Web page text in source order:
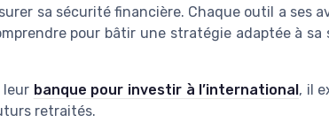
sa sécurité financière. Chaque outil a ses
pour bâtir une stratégie adaptée à sa
leur banque pour investir à l’international, il
retraités.